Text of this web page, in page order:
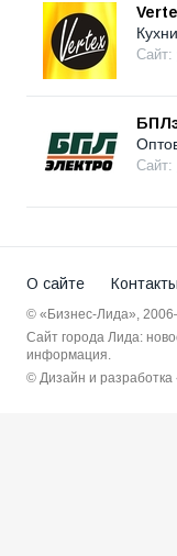
Сайт:
Сайт:
О сайте Контакты
© «Бизнес-Лида»,
Сайт города Лида:
информация.
© Дизайн и разработка